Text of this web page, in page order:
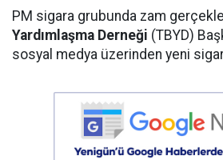
PM sigara grubunda zam
Yardımlaşma Derneği (TBYD)
sosyal medya üzerinden yeni